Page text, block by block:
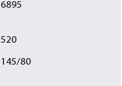
6895
520
145/80